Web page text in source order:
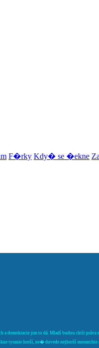
F�rky Kdy� se �ekne
demokracie jim to dá. Mladí budou chtít
horší, ne� dovede nejhorší monarchie